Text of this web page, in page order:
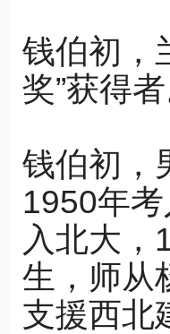
钱伯初，
奖”获得者
钱伯初，
1950年
入北大，
生，师从
支援西北